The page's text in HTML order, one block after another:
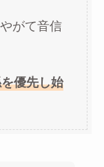
がて音信
優先し始